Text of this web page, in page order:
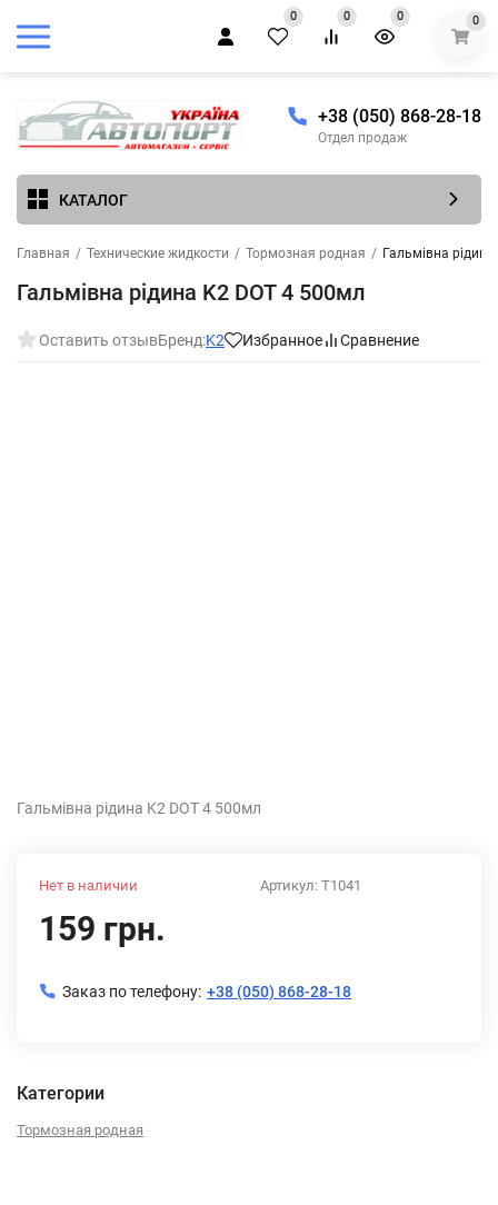
0 0 0 0
+38 (050) 868-28-18
Отдел продаж
КАТАЛОГ
Главная / Технические жидкости / Тормозная родная / Гальмівна
Гальмівна рідина K2 DOT 4 500мл
Оставить отзывБренд:K2 Избранное Сравнение
Гальмівна рідина K2 DOT 4 500мл
Артикул: T1041
Нет в наличии
159 грн.
Заказ по телефону: +38 (050) 868-28-18
Категории
Тормозная родная